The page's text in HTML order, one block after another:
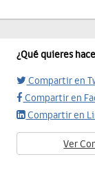
¿Qué quieres
Compartir en
Compartir en
Compartir en
Ver